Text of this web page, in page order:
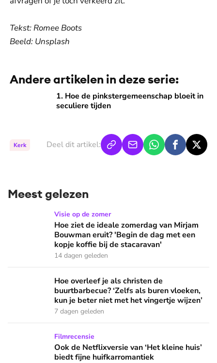
Tekst: Romee Boots
Beeld: Unsplash
Andere artikelen in deze serie:
1. Hoe de pinkstergemeenschap bloeit in
seculiere tijden
1. Hoe de pinkstergemeenschap bloeit in seculiere tijden
Kerk Deel dit artikel:
Meest gelezen
Hoe ziet de ideale zomerdag van Mirjam Bouwman eruit?
Visie op de zomer
Hoe ziet de ideale zomerdag van Mirjam
Bouwman eruit? 'Begin de dag met een
kopje koffie bij de stacaravan'
14 dagen geleden
Hoe overleef je als christen de buurtbarbecue? ‘Zelfs als
Hoe overleef je als christen de
buurtbarbecue? ‘Zelfs als buren vloeken,
kun je beter niet met het vingertje wijzen’
7 dagen geleden
Ook de Netflixversie van ‘Het kleine huis’ biedt fijne
Filmrecensie
Ook de Netflixversie van ‘Het kleine huis’
biedt fijne huifkarromantiek